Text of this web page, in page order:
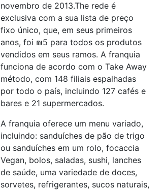
novembro de 2013.The rede é
exclusiva com a sua lista de preço
fixo único, que, em seus primeiros
anos, foi ₪5 para todos os produtos
vendidos em seus ramos. A franquia
funciona de acordo com o Take Away
método, com 148 filiais espalhadas
por todo o país, incluindo 127 cafés e
bares e 21 supermercados.
A franquia oferece um menu variado,
incluindo: sanduíches de pão de trigo
ou sanduíches em um rolo, focaccia
Vegan, bolos, saladas, sushi, lanches
de saúde, uma variedade de doces,
sorvetes, refrigerantes, sucos naturais,